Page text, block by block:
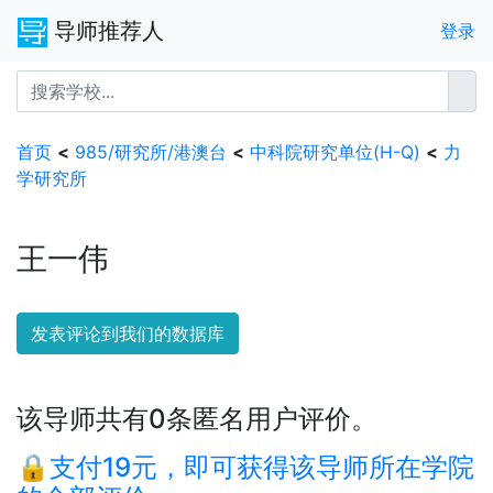
导师推荐人 登录
首页 < 985/研究所/港澳台 < 中科院研究单位(H-Q) < 力
学研究所
王一伟
发表评论到我们的数据库
该导师共有0条匿名用户评价。
🔒支付19元，即可获得该导师所在学院